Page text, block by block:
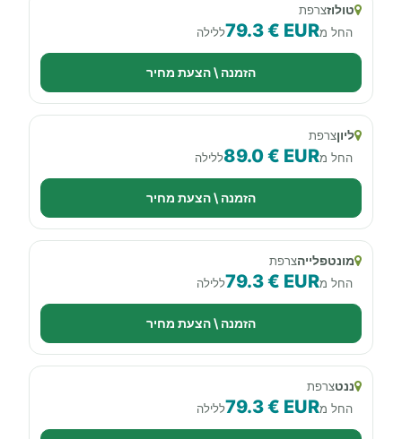
טולוזצרפת
החל מ79.3 € EURללילה
הזמנה \ הצעת מחיר
ליוןצרפת
החל מ89.0 € EURללילה
הזמנה \ הצעת מחיר
מונטפלייהצרפת
החל מ79.3 € EURללילה
הזמנה \ הצעת מחיר
ננטצרפת
החל מ79.3 € EURללילה